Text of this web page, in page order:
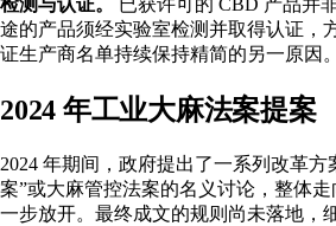
检测与认证。
已获许可的 CBD 产品并
途的产品须经实验室检测并取得认证，
证生产商名单持续保持精简的另一原因。
2024 年工业大麻法案提案
2024 年期间，政府提出了一系列改革
案”或大麻管控法案的名义讨论，整体
一步放开。最终成文的规则尚未落地，